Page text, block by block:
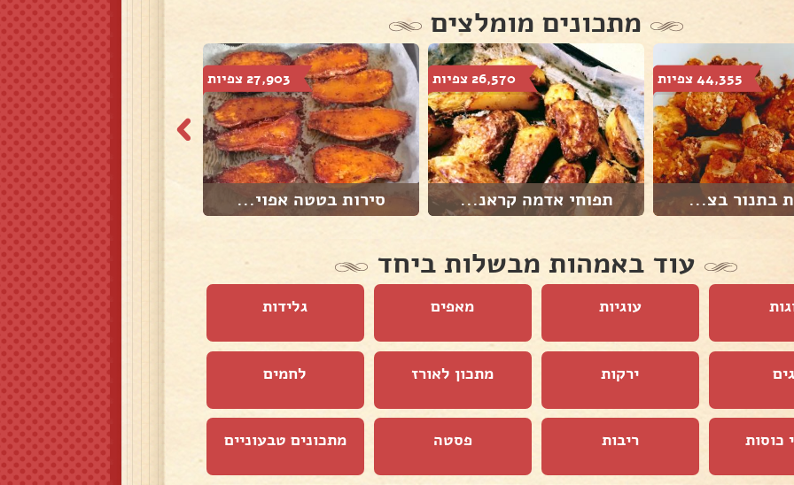
מתכונים מומלצים
44,355 צפיות
בתנור בצ...
26,570 צפיות
תפוחי אדמה קראנ...
27,903 צפיות
סירות בטטה אפוי...
עוד באמהות מבשלות ביחד
עוגיות מאפים גלידות
ירקות מתכון לאורז לחמים
כוסות ריבות פסטה מתכונים טבעוניים